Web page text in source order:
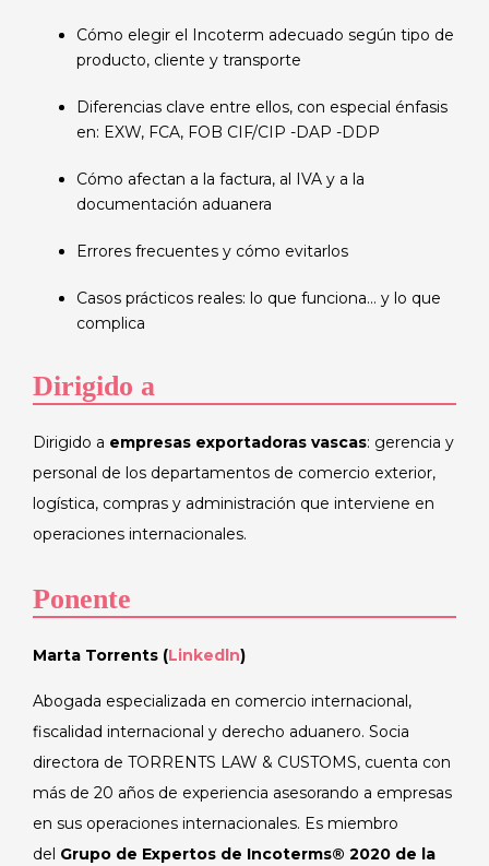
Cómo elegir el Incoterm adecuado según tipo de
producto, cliente y transporte
Diferencias clave entre ellos, con especial énfasis
en: EXW, FCA, FOB CIF/CIP -DAP -DDP
Cómo afectan a la factura, al IVA y a la
documentación aduanera
Errores frecuentes y cómo evitarlos
Casos prácticos reales: lo que funciona… y lo que
complica
Dirigido a
Dirigido a empresas exportadoras vascas: gerencia y
personal de los departamentos de comercio exterior,
logística, compras y administración que interviene en
operaciones internacionales.
Ponente
Marta Torrents (Linkedln)
Abogada especializada en comercio internacional,
fiscalidad internacional y derecho aduanero. Socia
directora de TORRENTS LAW & CUSTOMS, cuenta con
más de 20 años de experiencia asesorando a empresas
en sus operaciones internacionales. Es miembro
del Grupo de Expertos de Incoterms® 2020 de la